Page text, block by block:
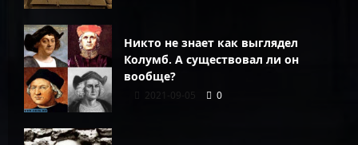
Никто не знает как выглядел
Колумб. А существовал ли он
вообще?
2021-09-05 0